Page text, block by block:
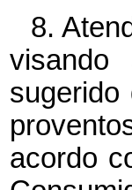
8.
acordo